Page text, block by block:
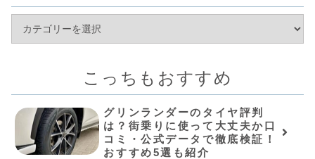
こっちもおすすめ
グリンランダーのタイヤ評判
は？街乗りに使って大丈夫か口
コミ・公式データで徹底検証！
おすすめ5選も紹介